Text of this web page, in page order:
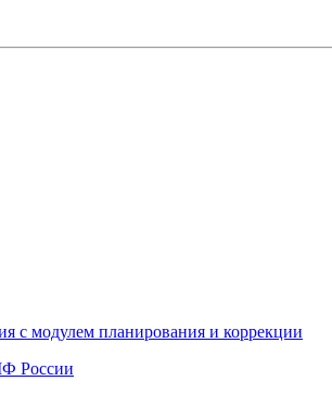
с модулем планирования и коррекции